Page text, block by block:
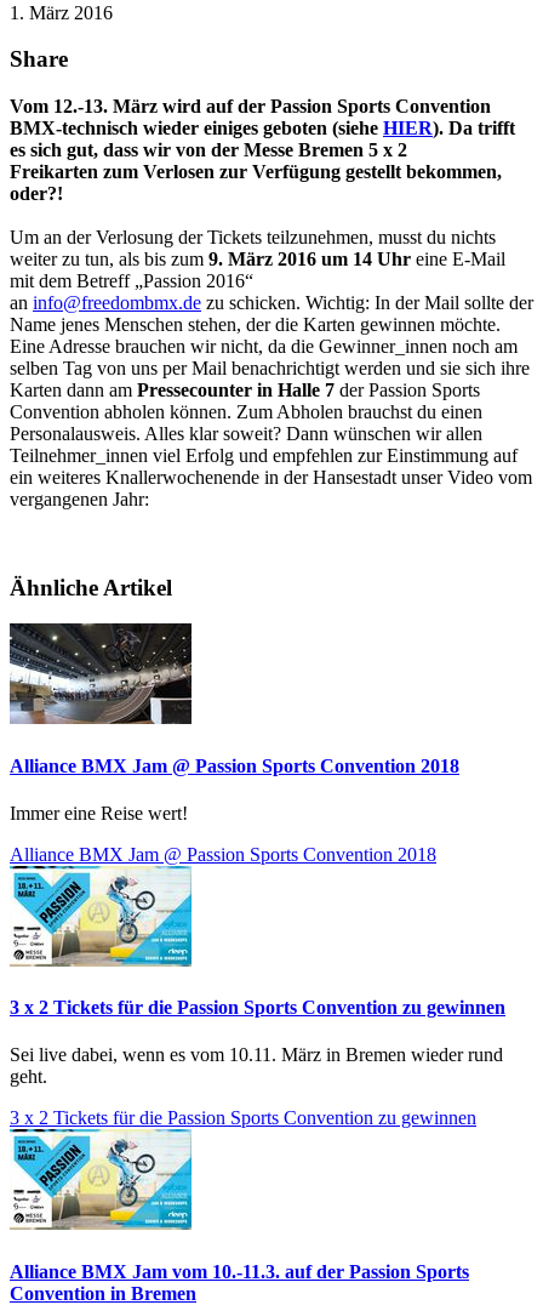
1. März 2016
Share
Vom 12.-13. März wird auf der Passion Sports Convention
BMX-technisch wieder einiges geboten (siehe HIER). Da trifft
es sich gut, dass wir von der Messe Bremen 5 x 2
Freikarten zum Verlosen zur Verfügung gestellt bekommen,
oder?!
Um an der Verlosung der Tickets teilzunehmen, musst du nichts
weiter zu tun, als bis zum 9. März 2016 um 14 Uhr eine E-Mail
mit dem Betreff „Passion 2016“
an info@freedombmx.de zu schicken. Wichtig: In der Mail sollte der
Name jenes Menschen stehen, der die Karten gewinnen möchte.
Eine Adresse brauchen wir nicht, da die Gewinner_innen noch am
selben Tag von uns per Mail benachrichtigt werden und sie sich ihre
Karten dann am Pressecounter in Halle 7 der Passion Sports
Convention abholen können. Zum Abholen brauchst du einen
Personalausweis. Alles klar soweit? Dann wünschen wir allen
Teilnehmer_innen viel Erfolg und empfehlen zur Einstimmung auf
ein weiteres Knallerwochenende in der Hansestadt unser Video vom
vergangenen Jahr:
Ähnliche Artikel
Alliance BMX Jam @ Passion Sports Convention 2018
Immer eine Reise wert!
Alliance BMX Jam @ Passion Sports Convention 2018
3 x 2 Tickets für die Passion Sports Convention zu gewinnen
Sei live dabei, wenn es vom 10.11. März in Bremen wieder rund
geht.
3 x 2 Tickets für die Passion Sports Convention zu gewinnen
Alliance BMX Jam vom 10.-11.3. auf der Passion Sports
Convention in Bremen